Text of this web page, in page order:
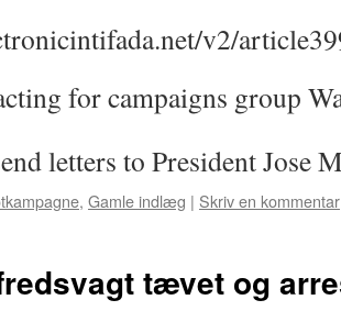
v2/
for campaigns group
letters to President Jose
, Gamle indlæg | Skriv en kommentar
tævet og